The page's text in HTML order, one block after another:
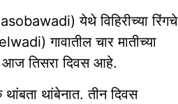
येथे विहिरीच्या रिंगचे
गावातील चार मातीच्या
आज तिसरा दिवस आहे.
थांबेनात. तीन दिवस